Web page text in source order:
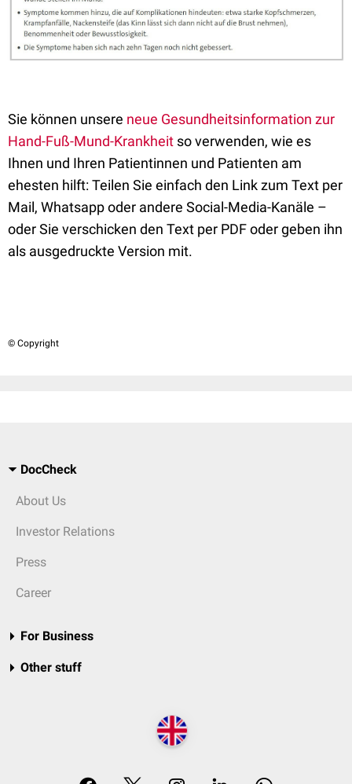
Sie können unsere neue Gesundheitsinformation zur
Hand-Fuß-Mund-Krankheit so verwenden, wie es
Ihnen und Ihren Patientinnen und Patienten am
ehesten hilft: Teilen Sie einfach den Link zum Text per
Mail, Whatsapp oder andere Social-Media-Kanäle –
oder Sie verschicken den Text per PDF oder geben ihn
als ausgedruckte Version mit.
© Copyright
DocCheck
About Us
Investor Relations
Press
Career
For Business
Other stuff